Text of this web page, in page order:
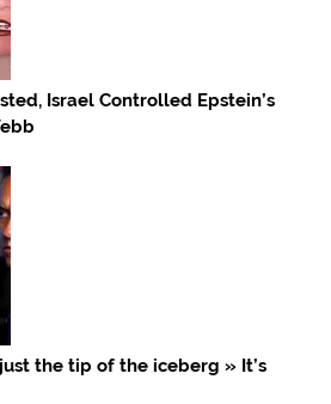
Israel Controlled Epstein’s
the tip of the iceberg » It’s